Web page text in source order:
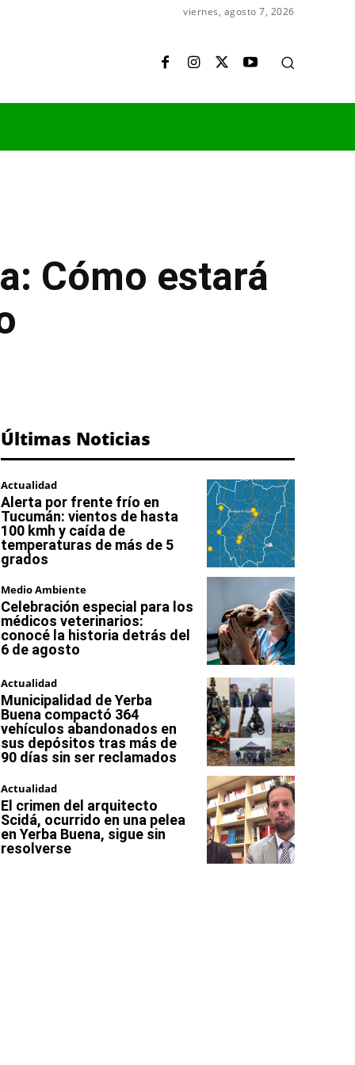
viernes, agosto 7, 2026
Cómo estará
Últimas Noticias
Actualidad
Alerta por frente frío en
Tucumán: vientos de hasta
100 kmh y caída de
temperaturas de más de 5
grados
Medio Ambiente
Celebración especial para los
médicos veterinarios:
conocé la historia detrás del
6 de agosto
Actualidad
Municipalidad de Yerba
Buena compactó 364
vehículos abandonados en
sus depósitos tras más de
90 días sin ser reclamados
Actualidad
El crimen del arquitecto
Scidá, ocurrido en una pelea
en Yerba Buena, sigue sin
resolverse